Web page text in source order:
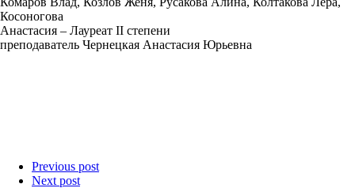
Косоногова
Анастасия – Лауреат II степени
преподаватель Чернецкая Анастасия Юрьевна
Previous post
Next post